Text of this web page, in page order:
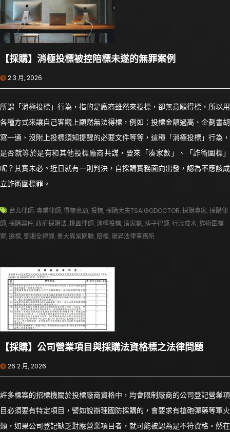
【採購】消極投標被控陪標未遂的無罪案例
2 3 月, 2026
所謂「消極投標」行為，指的是廠商雖然來投標，卻無意願得標，所以用
各種方式來讓自己客觀上顯然無法得標，例如：投標金額過高、企劃書胡
寫一通、沒附上投標須知提醒的必要文件等等，這種「消極投標」行為，
是否就等於是有和其他投標廠商共謀，要來「湊家數」、「詐術圍標」
呢？其實未必。近日就有一則判決，自採購實務面向出發，認為不應該成
立詐術圍標罪。
台北律師,專業律師,得標意願,投標,採購大夫TSAIGODOCTOR,採購專家,採購律
師,採購案件,政府採購法,桃園律師,消極投標,湊家數,痞子律師,行政成本,詐術圍標
罪,邀標, 鄧湘全律師, 重大異常關聯, 陪標, 陽昇法律事務所
【採購】公司營業項目與採購法資格標之法律問題
26 2 月, 2026
許多標案的招標機關於投標廠商資格中，均會限制廠商的公司登記營業項
目必須要有特定項目，譬如說辦理國防採購的，會要求有槍砲彈藥等軍火
類，如果公司登記缺乏對應營業項目者，就可能被認為是不符資格。然在